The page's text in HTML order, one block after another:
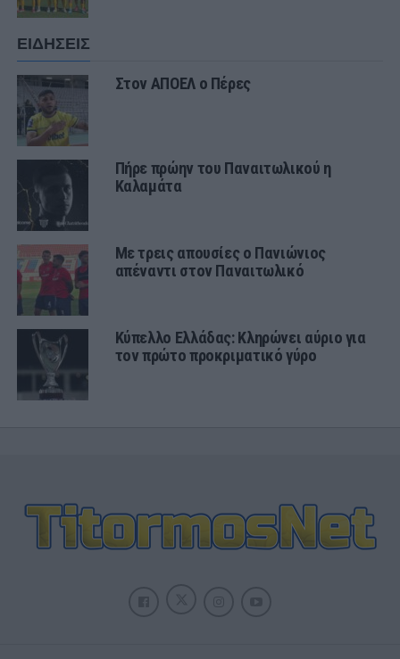
ΕΙΔΗΣΕΙΣ
Στον ΑΠΟΕΛ ο Πέρες
Πήρε πρώην του Παναιτωλικού η
Καλαμάτα
Με τρεις απουσίες ο Πανιώνιος
απέναντι στον Παναιτωλικό
Κύπελλο Ελλάδας: Κληρώνει αύριο για
τον πρώτο προκριματικό γύρο